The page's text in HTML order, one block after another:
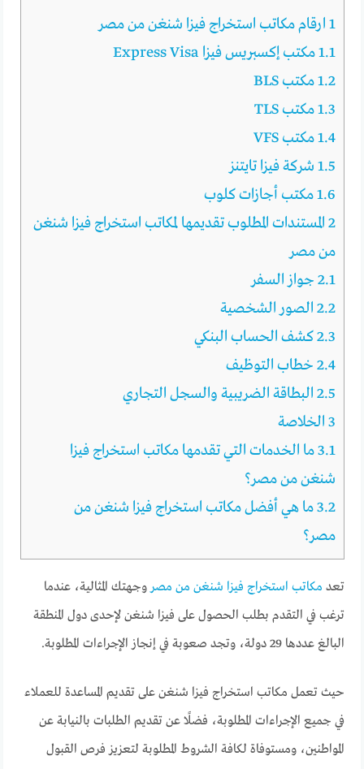
1 ارقام مكاتب استخراج فيزا شنغن من مصر
1.1مكتب إكسبريس فيزا Express Visa
1.2مكتب BLS
1.3مكتب TLS
1.4مكتب VFS
1.5 شركة فيزا تايتنز
1.6مكتب أجازات كلوب
2 المستندات المطلوب تقديمها لمكاتب استخراج فيزا شنغن
من مصر
2.1 جواز السفر
2.2 الصور الشخصية
2.3كشف الحساب البنكي
2.4 خطاب التوظيف
2.5 البطاقة الضريبية والسجل التجاري
3 الخلاصة
3.1ما الخدمات التي تقدمها مكاتب استخراج فيزا
شنغن من مصر؟
3.2ما هي أفضل مكاتب استخراج فيزا شنغن من
مصر؟
تعد مكاتب استخراج فيزا شنغن من مصروجهتك المثالية، عندما
ترغب في التقدم بطلب الحصول على فيزا شنغن لإحدى دول المنطقة
البالغ عددها 29 دولة، وتجد صعوبة في إنجاز الإجراءات المطلوبة.
حيث تعمل مكاتب استخراج فيزا شنغن على تقديم المساعدة للعملاء
في جميع الإجراءات المطلوبة، فضلًا عن تقديم الطلبات بالنيابة عن
المواطنين، ومستوفاة لكافة الشروط المطلوبة لتعزيز فرص القبول